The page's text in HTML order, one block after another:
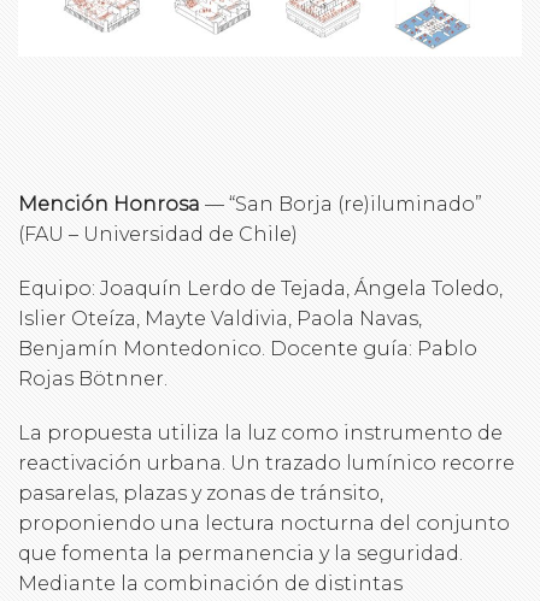
Mención Honrosa — “San Borja (re)iluminado”
(FAU – Universidad de Chile)
Equipo: Joaquín Lerdo de Tejada, Ángela Toledo,
Islier Oteíza, Mayte Valdivia, Paola Navas,
Benjamín Montedonico. Docente guía: Pablo
Rojas Bötnner.
La propuesta utiliza la luz como instrumento de
reactivación urbana. Un trazado lumínico recorre
pasarelas, plazas y zonas de tránsito,
proponiendo una lectura nocturna del conjunto
que fomenta la permanencia y la seguridad.
Mediante la combinación de distintas